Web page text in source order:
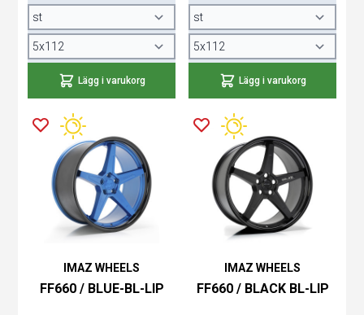
Lägg i varukorg Lägg i varukorg
IMAZ WHEELS
FF660 / BLUE-BL-LIP
IMAZ WHEELS
FF660 / BLACK BL-LIP